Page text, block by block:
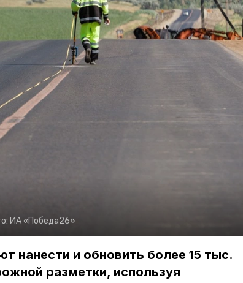
ИА «Победа26»
нанести и обновить более 15 тыс.
разметки, используя